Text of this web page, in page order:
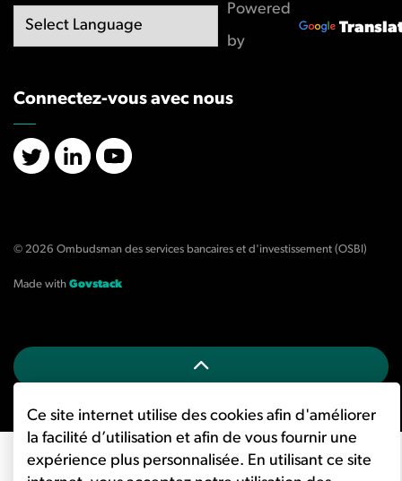
Powered
by
Connectez-vous avec nous
X/TwitterLinkedInYouTube
© 2026 Ombudsman des services bancaires et d'investissement (OSBI)
Made with Govstack
Ce site internet utilise des cookies afin d'améliorer
la facilité d’utilisation et afin de vous fournir une
expérience plus personnalisée. En utilisant ce site